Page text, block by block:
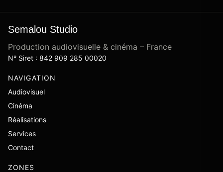
Semalou Studio
Production audiovisuelle & cinéma – France
N° Siret : 842 909 285 00020
NAVIGATION
Audiovisuel
Cinéma
Réalisations
Services
Contact
ZONES